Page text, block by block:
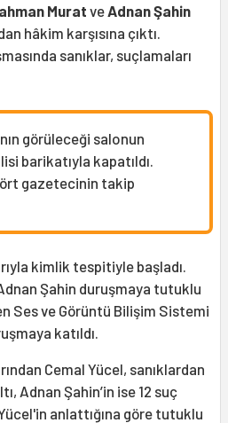
Muratve Adnan Şahin
hâkim karşısına çıktı.
sanıklar, suçlamaları
görüleceği salonun
barikatıyla kapatıldı.
gazetecinin takip
kimlik tespitiyle başladı.
Şahin duruşmaya tutuklu
Ses ve Görüntü Bilişim Sistemi
katıldı.
Cemal Yücel, sanıklardan
Adnan Şahin’in ise 12 suç
anlattığına göre tutuklu